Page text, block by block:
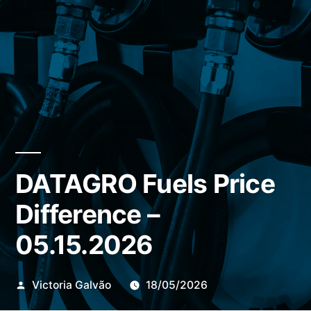
DATAGRO Fuels Price
Difference –
05.15.2026
Publicado
por
Victoria Galvão 18/05/2026